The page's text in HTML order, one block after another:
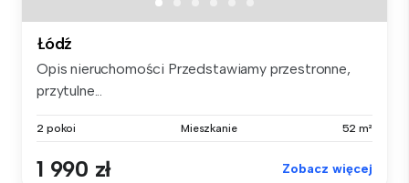
Łódź
Opis nieruchomości Przedstawiamy przestronne,
przytulne...
2 pokoi Mieszkanie 52 m²
1 990 zł Zobacz więcej